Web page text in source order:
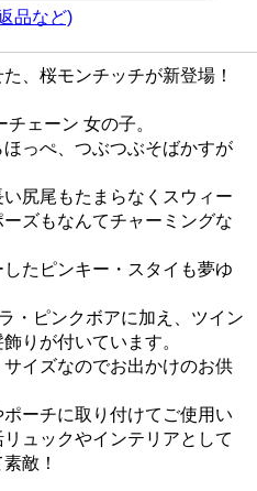
品など)
、桜モンチッチが新登場！
ェーン 女の子。
っぺ、つぶつぶそばかすが
尻尾もたまらなくスウィー
ズもなんてチャーミングな
たピンキー・スタイも夢ゆ
・ピンクボアに加え、ツイン
りが付いています。
イズなのでお出かけのお供
ーチに取り付けてご使用い
ュックやインテリアとして
敵！